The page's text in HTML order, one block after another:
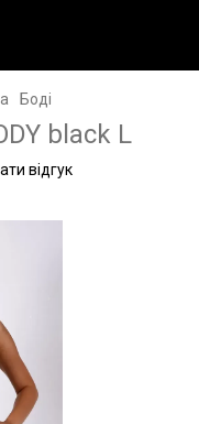
Боді
black L
відгук